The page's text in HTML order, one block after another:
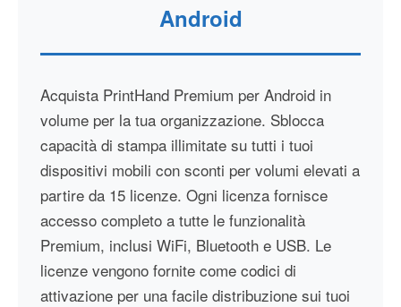
Android
Acquista PrintHand Premium per Android in
volume per la tua organizzazione. Sblocca
capacità di stampa illimitate su tutti i tuoi
dispositivi mobili con sconti per volumi elevati a
partire da 15 licenze. Ogni licenza fornisce
accesso completo a tutte le funzionalità
Premium, inclusi WiFi, Bluetooth e USB. Le
licenze vengono fornite come codici di
attivazione per una facile distribuzione sui tuoi